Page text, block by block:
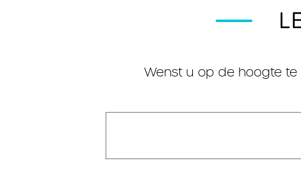
Wenst u op de hoogte